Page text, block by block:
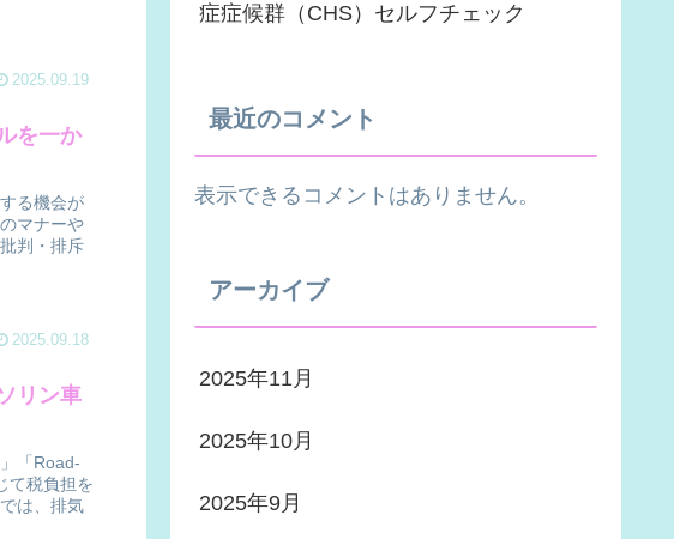
2025.09.19
を一か
る機会が
マナーや
判・排斥
2025.09.18
リン車
「Road-
て税負担を
は、排気
症症候群（CHS）セルフチェック
最近のコメント
表示できるコメントはありません。
アーカイブ
2025年11月
2025年10月
2025年9月